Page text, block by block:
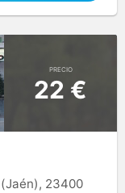
PRECIO
22 €
23400